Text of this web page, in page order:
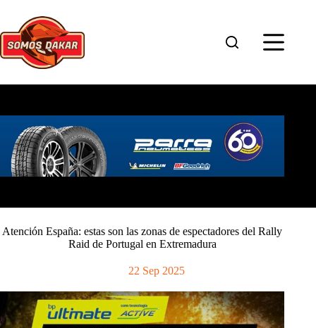
contenido
Atención España: estas son las zonas de espectadores del Rally
Raid de Portugal en Extremadura
22 Sep 2025